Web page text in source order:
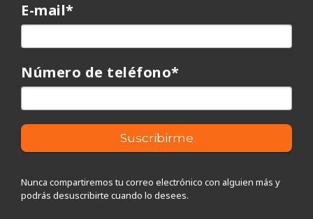
E-mail*
Número de teléfono*
Nunca compartiremos tu correo electrónico con alguien más y
podrás desuscribirte cuando lo desees.